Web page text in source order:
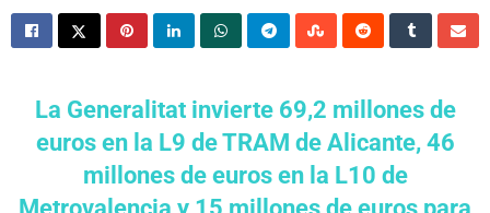
La Generalitat invierte 69,2 millones de
euros en la L9 de TRAM de Alicante, 46
millones de euros en la L10 de